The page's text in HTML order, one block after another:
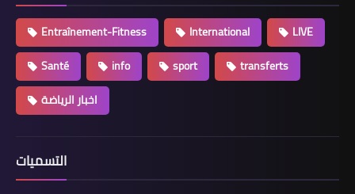
Entraînement-Fitness International
LIVE
Santé
info sport
transferts
اخبار الرياضة
التسميات